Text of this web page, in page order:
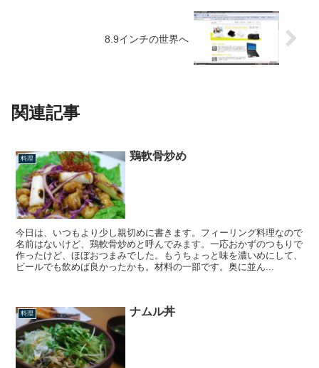
8.9インチの世界へ
関連記事
料理 鶏軟骨炒め
今日は、いつもより少し親切めに書きます。フィーリング料理なので
名前はないけど、鶏軟骨炒めと呼んでみます。一応おかずのつもりで
作ったけど、ほぼおつまみでした。もうちょっと味を濃いめにして、
ビールでも飲めば良かったかも。材料の一部です。奥に並ん...
料理 ナムル丼